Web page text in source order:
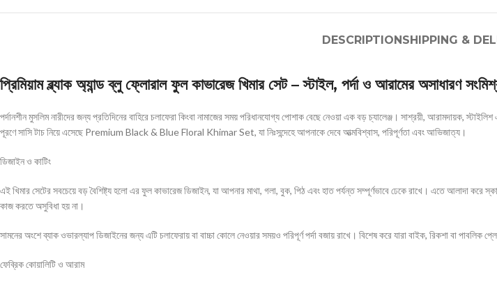
DESCRIPTIONSHIPPING &
প্রিমিয়াম ব্ল্যাক অ্যান্ড ব্লু ফ্লোরাল ফুল কাভারেজ খিমার সেট – স্টাইল, পর্দা ও আরামের অসাধারণ
পর্দানশীন মুসলিম নারীদের জন্য প্রতিদিনের বাহিরে চলাফেরা কিংবা নামাজের সময় পরিধানযোগ্য পোশাক বেছে নেওয়া এক বড় চ্যালেঞ্জ। সাশ্রয়ী, আরামদায়ক,
পূরণে সাসি টাচ নিয়ে এসেছে Premium Black & Blue Floral Khimar Set, যা নিঃসন্দেহে আপনাকে দেবে আত্মবিশ্বাস, পরিপূর্ণতা এবং আভিজাত্য।
ডিজাইন ও কাটিং
এই খিমার সেটের সবচেয়ে বড় বৈশিষ্ট্য হলো এর ফুল কাভারেজ ডিজাইন, যা আপনার মাথা, গলা, বুক, পিঠ এবং হাত পর্যন্ত সম্পূর্ণভাবে ঢেকে রাখে। এতে আলাদা করে
কাজ করতে অসুবিধা হয় না।
সামনের অংশে ব্যাক ওভারল্যাপ ডিজাইনের জন্য এটি চলাফেরায় বা বাচ্চা কোলে নেওয়ার সময়ও পরিপূর্ণ পর্দা বজায় রাখে। বিশেষ করে যারা বাইক, রিকশা বা পাবলিক
ফেব্রিক কোয়ালিটি ও আরাম